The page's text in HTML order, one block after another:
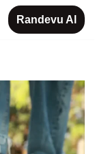
Randevu Al